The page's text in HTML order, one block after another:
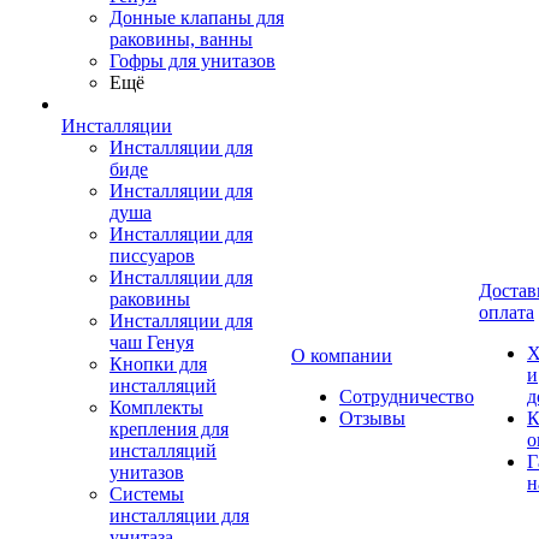
Донные клапаны для
раковины, ванны
Гофры для унитазов
Ещё
Инсталляции
Инсталляции для
биде
Инсталляции для
душа
Инсталляции для
писсуаров
Инсталляции для
раковины
Инсталляции для
чаш Генуя
Кнопки для
инсталляций
Комплекты
крепления для
инсталляций
унитазов
Системы
инсталляции для
О компании
Сотрудничество
Отзывы
оплата
и